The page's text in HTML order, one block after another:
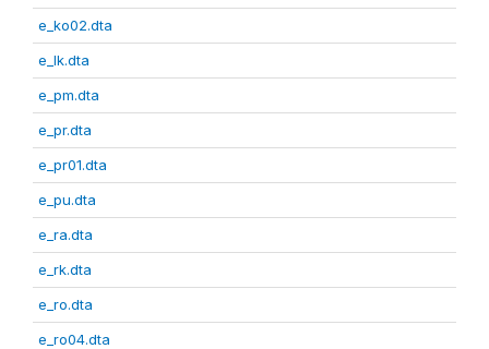
e_ko02.dta
e_lk.dta
e_pm.dta
e_pr.dta
e_pr01.dta
e_pu.dta
e_ra.dta
e_rk.dta
e_ro.dta
e_ro04.dta